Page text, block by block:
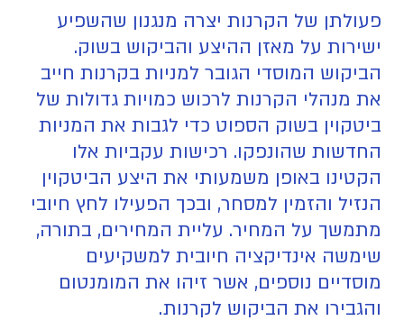
פעולתן של הקרנות יצרה מנגנון שהשפיע
ישירות על מאזן ההיצע והביקוש בשוק.
הביקוש המוסדי הגובר למניות בקרנות חייב
את מנהלי הקרנות לרכוש כמויות גדולות של
ביטקוין בשוק הספוט כדי לגבות את המניות
החדשות שהונפקו. רכישות עקביות אלו
הקטינו באופן משמעותי את היצע הביטקוין
הנזיל והזמין למסחר, ובכך הפעילו לחץ חיובי
מתמשך על המחיר. עליית המחירים, בתורה,
שימשה אינדיקציה חיובית למשקיעים
מוסדיים נוספים, אשר זיהו את המומנטום
והגבירו את הביקוש לקרנות.